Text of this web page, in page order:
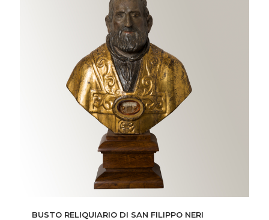
BUSTO RELIQUIARIO DI SAN FILIPPO NERI